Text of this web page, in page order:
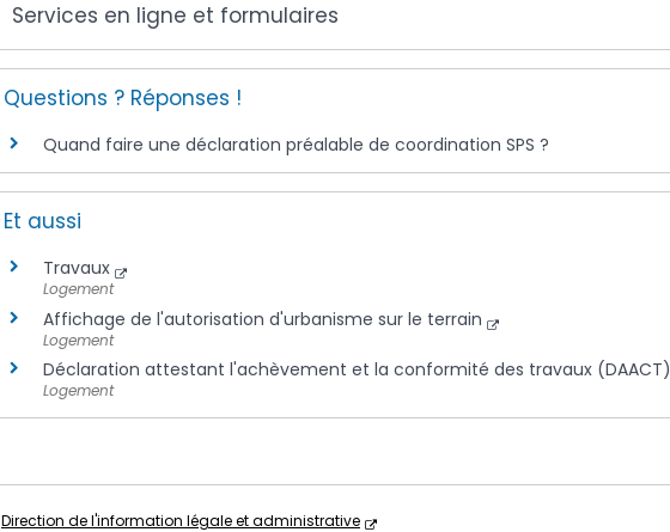
Services en ligne et formulaires
Questions ? Réponses !
Quand faire une déclaration préalable de coordination SPS ?
Et aussi
Travaux
Logement
Affichage de l'autorisation d'urbanisme sur le terrain
Logement
Déclaration attestant l'achèvement et la conformité des travaux (DAACT)
Logement
Direction de l'information légale et administrative